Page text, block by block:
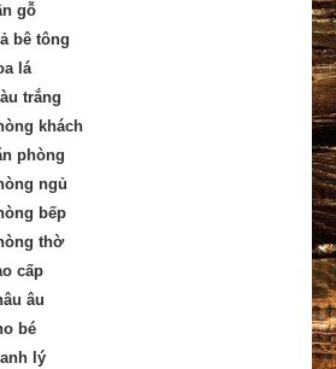
gỗ
bê tông
lá
trắng
khách
phòng
ngủ
bếp
thờ
cấp
âu
bé
lý